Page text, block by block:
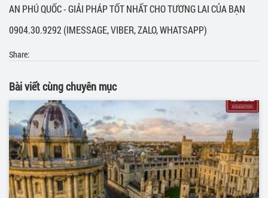
AN PHÚ QUỐC - GIẢI PHÁP TỐT NHẤT CHO TƯƠNG LAI CỦA BẠN
0904.30.9292 (IMESSAGE, VIBER, ZALO, WHATSAPP)
Share:
Bài viết cùng chuyên mục